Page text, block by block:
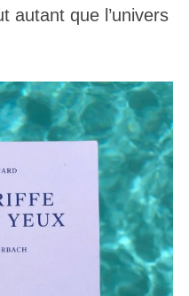
autant que l’univers